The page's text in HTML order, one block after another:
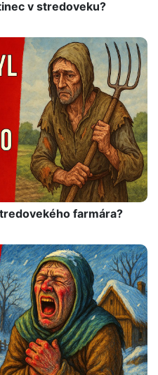
v stredoveku?
farmára?